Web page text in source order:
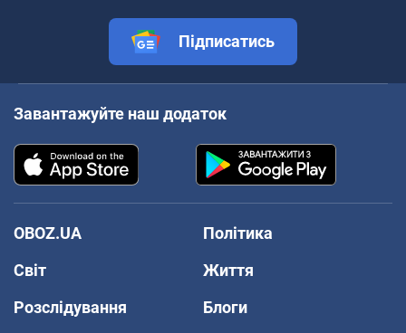
Підписатись
Завантажуйте наш додаток
OBOZ.UA
Політика
Світ
Життя
Розслідування
Блоги